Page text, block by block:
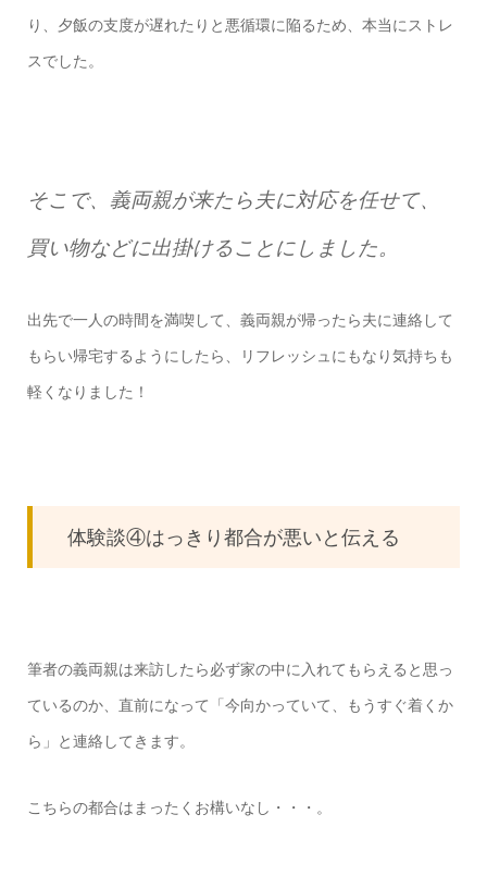
り、夕飯の支度が遅れたりと悪循環に陥るため、本当にストレ
スでした。
そこで、義両親が来たら夫に対応を任せて、
買い物などに出掛けることにしました。
出先で一人の時間を満喫して、義両親が帰ったら夫に連絡して
もらい帰宅するようにしたら、リフレッシュにもなり気持ちも
軽くなりました！
体験談④はっきり都合が悪いと伝える
筆者の義両親は来訪したら必ず家の中に入れてもらえると思っ
ているのか、直前になって「今向かっていて、もうすぐ着くか
ら」と連絡してきます。
こちらの都合はまったくお構いなし・・・。